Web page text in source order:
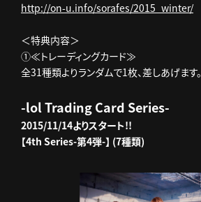
http://on-u.info/sorafes/2015_winter/
＜特典内容＞
①≪トレーディングカード≫
全31種類よりランダムで1枚、差しあげます。
-lol Trading Card Series-
2015/11/14よりスタート!!
【4th Series-第4弾-】 (7種類)